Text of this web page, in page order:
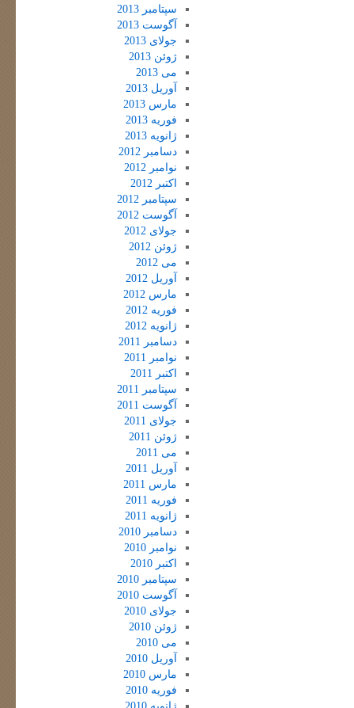
سپتامبر 2013
آگوست 2013
جولای 2013
ژوئن 2013
می 2013
آوریل 2013
مارس 2013
فوریه 2013
ژانویه 2013
دسامبر 2012
نوامبر 2012
اکتبر 2012
سپتامبر 2012
آگوست 2012
جولای 2012
ژوئن 2012
می 2012
آوریل 2012
مارس 2012
فوریه 2012
ژانویه 2012
دسامبر 2011
نوامبر 2011
اکتبر 2011
سپتامبر 2011
آگوست 2011
جولای 2011
ژوئن 2011
می 2011
آوریل 2011
مارس 2011
فوریه 2011
ژانویه 2011
دسامبر 2010
نوامبر 2010
اکتبر 2010
سپتامبر 2010
آگوست 2010
جولای 2010
ژوئن 2010
می 2010
آوریل 2010
مارس 2010
فوریه 2010